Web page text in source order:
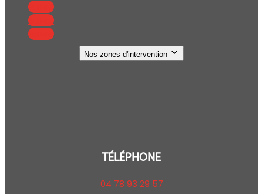
Suivre
Suivre
Suivre
Nos zones d'intervention
TÉLÉPHONE
04 78 93 29 57